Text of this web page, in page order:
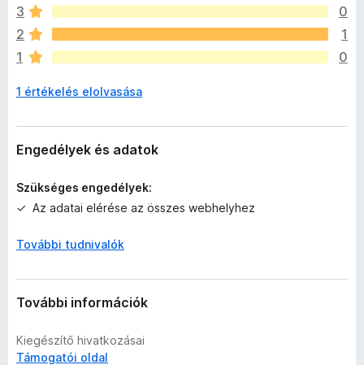
i
n
c
s
n
k
c
g
s
é
t
é
3
0
2
1
1
0
1 értékelés elolvasása
Engedélyek és adatok
Szükséges engedélyek:
Az adatai elérése az összes webhelyhez
További tudnivalók
További információk
Kiegészítő hivatkozásai
Támogatói oldal